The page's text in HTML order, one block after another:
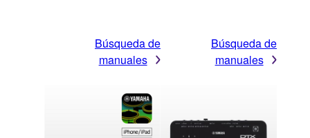
Búsqueda de
manuales
Búsqueda de
manuales